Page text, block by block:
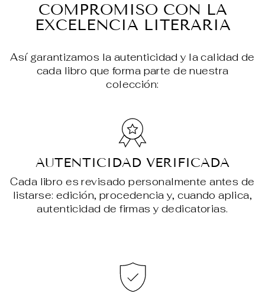
COMPROMISO CON LA
EXCELENCIA LITERARIA
Así garantizamos la autenticidad y la calidad de
cada libro que forma parte de nuestra
colección:
AUTENTICIDAD VERIFICADA
Cada libro es revisado personalmente antes de
listarse: edición, procedencia y, cuando aplica,
autenticidad de firmas y dedicatorias.